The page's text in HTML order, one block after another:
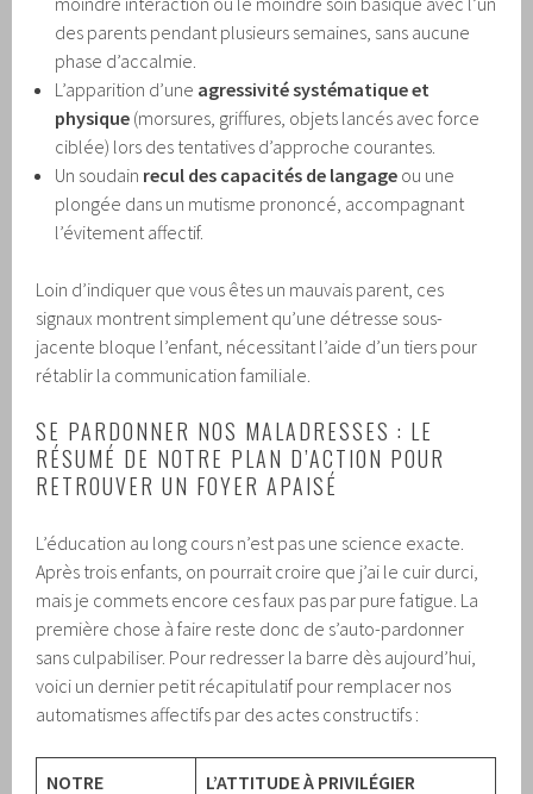
des parents pendant plusieurs semaines, sans aucune
phase d’accalmie.
L’apparition d’une agressivité systématique et
physique (morsures, griffures, objets lancés avec force
ciblée) lors des tentatives d’approche courantes.
Un soudain recul des capacités de langage ou une
plongée dans un mutisme prononcé, accompagnant
l’évitement affectif.
Loin d’indiquer que vous êtes un mauvais parent, ces
signaux montrent simplement qu’une détresse sous-
jacente bloque l’enfant, nécessitant l’aide d’un tiers pour
rétablir la communication familiale.
SE PARDONNER NOS MALADRESSES : LE
RÉSUMÉ DE NOTRE PLAN D’ACTION POUR
RETROUVER UN FOYER APAISÉ
L’éducation au long cours n’est pas une science exacte.
Après trois enfants, on pourrait croire que j’ai le cuir durci,
mais je commets encore ces faux pas par pure fatigue. La
première chose à faire reste donc de s’auto-pardonner
sans culpabiliser. Pour redresser la barre dès aujourd’hui,
voici un dernier petit récapitulatif pour remplacer nos
automatismes affectifs par des actes constructifs :
NOTRE L’ATTITUDE À PRIVILÉGIER